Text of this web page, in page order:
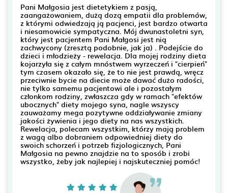
Pani Małgosia jest dietetykiem z pasją,
zaangażowaniem, dużą dozą empatii dla problemów,
z którymi odwiedzają ją pacjenci, jest bardzo otwarta
i niesamowicie sympatyczna. Mój dwunastoletni syn,
który jest pacjentem Pani Małgosi jest nią
zachwycony (zresztą podobnie, jak ja) . Podejście do
dzieci i młodzieży - rewelacja. Dla mojej rodziny dieta
kojarzyła się z całym mnóstwem wyrzeczeń i "cierpień"
tym czasem okazało się, że to nie jest prawdą, wręcz
przeciwnie bycie na diecie może dawać dużo radości,
nie tylko samemu pacjentowi ale i pozostałym
członkom rodziny, zwłaszcza gdy w ramach "efektów
ubocznych" diety mojego syna, nagle wszyscy
zauważamy mega pozytywne oddziaływanie zmiany
jakości żywienia i jego diety na nas wszystkich.
Rewelacja, polecam wszystkim, którzy mają problem
z wagą albo dobraniem odpowiedniej diety do
swoich schorzeń i potrzeb fizjologicznych, Pani
Małgosia na pewno znajdzie na to sposób i zrobi
wszystko, żeby jak najlepiej i najskuteczniej pomóc!